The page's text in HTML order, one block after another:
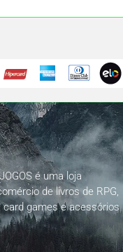
é uma loja
de livros de RPG,
card games e acessórios